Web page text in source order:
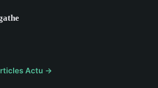
Actu →